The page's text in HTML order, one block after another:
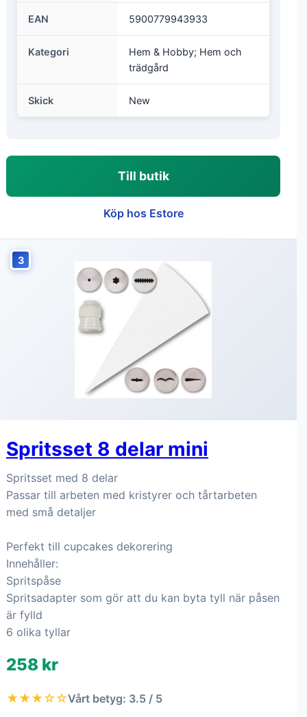
EAN 5900779943933
Kategori
Hem & Hobby; Hem och
trädgård
Skick New
Till butik
Köp hos Estore
3
Spritsset 8 delar mini
Spritsset med 8 delar
Passar till arbeten med kristyrer och tårtarbeten
med små detaljer
Perfekt till cupcakes dekorering
Innehåller:
Spritspåse
Spritsadapter som gör att du kan byta tyll när påsen
är fylld
6 olika tyllar
258 kr
★★★☆☆Vårt betyg: 3.5 / 5